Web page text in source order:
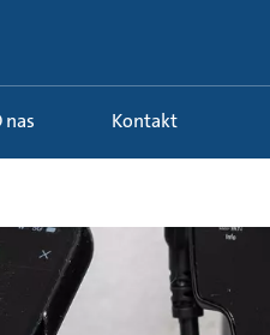
O nas Kontakt